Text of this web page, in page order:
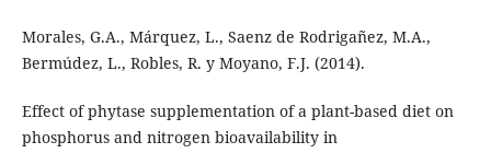
Morales, G.A., Márquez, L., Saenz de Rodrigañez, M.A.,
Bermúdez, L., Robles, R. y Moyano, F.J. (2014).
Effect of phytase supplementation of a plant-based diet on
phosphorus and nitrogen bioavailability in